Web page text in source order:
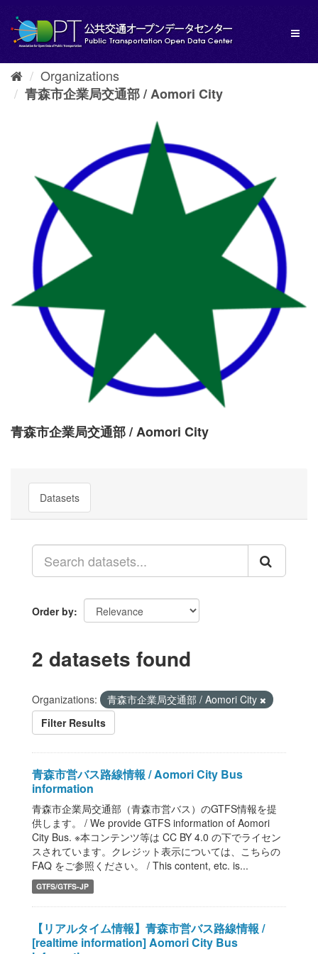
content
Organizations
青森市企業局交通部 / Aomori City
青森市企業局交通部 / Aomori City
Datasets
Order by
2 datasets found
Organizations:
青森市企業局交通部 / Aomori City
Filter Results
青森市営バス路線情報 / Aomori City Bus
information
青森市企業局交通部（青森市営バス）のGTFS情報を提
供します。 / We provide GTFS information of Aomori
City Bus. ※本コンテンツ等は CC BY 4.0 の下でライセン
スされています。クレジット表示については、こちらの
FAQ をご参照ください。 / This content, etc. is...
GTFS/GTFS-JP
【リアルタイム情報】青森市営バス路線情報 /
[realtime information] Aomori City Bus